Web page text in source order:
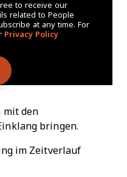
to receive our
related to People
at any time. For
Privacy Policy
mit den
bringen.
im Zeitverlauf